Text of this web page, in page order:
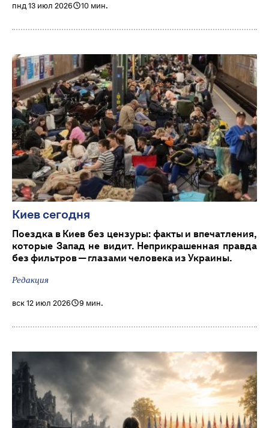
пнд 13 июл 2026 10 мин.
Киев сегодня
Поездка в Киев без цензуры: факты и впечатления,
которые Запад не видит. Неприкрашенная правда
без фильтров — глазами человека из Украины.
Редакция
вск 12 июл 2026 9 мин.